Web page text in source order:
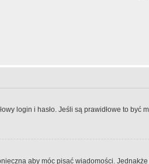
login i hasło. Jeśli są prawidłowe to
aby móc pisać wiadomości.